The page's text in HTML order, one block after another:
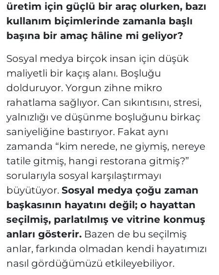
üretim için güçlü bir araç olurken, bazı
kullanım biçimlerinde zamanla başlı
başına bir amaç hâline mi geliyor?
Sosyal medya birçok insan için düşük
maliyetli bir kaçış alanı. Boşluğu
dolduruyor. Yorgun zihne mikro
rahatlama sağlıyor. Can sıkıntısını, stresi,
yalnızlığı ve düşünme boşluğunu birkaç
saniyeliğine bastırıyor. Fakat aynı
zamanda “kim nerede, ne giymiş, nereye
tatile gitmiş, hangi restorana gitmiş?”
sorularıyla sosyal karşılaştırmayı
büyütüyor. Sosyal medya çoğu zaman
başkasının hayatını değil; o hayattan
seçilmiş, parlatılmış ve vitrine konmuş
anları gösterir.Bazen de bu seçilmiş
anlar, farkında olmadan kendi hayatımızı
nasıl gördüğümüzü etkileyebiliyor.